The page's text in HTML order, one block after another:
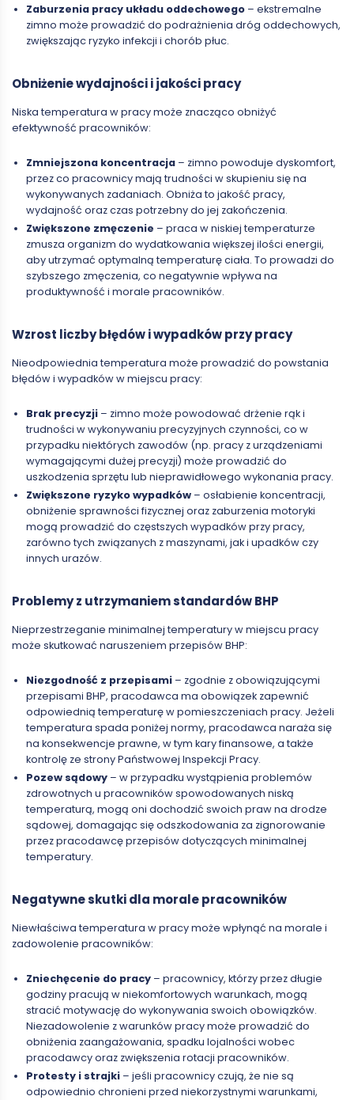
Zaburzenia pracy układu oddechowego– ekstremalne
zimno może prowadzić do podrażnienia dróg oddechowych,
zwiększając ryzyko infekcji i chorób płuc.
Obniżenie wydajności i jakości pracy
Niska temperatura w pracy może znacząco obniżyć
efektywność pracowników:
Zmniejszona koncentracja– zimno powoduje dyskomfort,
przez co pracownicy mają trudności w skupieniu się na
wykonywanych zadaniach. Obniża to jakość pracy,
wydajność oraz czas potrzebny do jej zakończenia.
Zwiększone zmęczenie – praca w niskiej temperaturze
zmusza organizm do wydatkowania większej ilości energii,
aby utrzymać optymalną temperaturę ciała. To prowadzi do
szybszego zmęczenia, co negatywnie wpływa na
produktywność i morale pracowników.
Wzrost liczby błędów i wypadków przy pracy
Nieodpowiednia temperatura może prowadzić do powstania
błędów i wypadków w miejscu pracy:
Brak precyzji– zimno może powodować drżenie rąk i
trudności w wykonywaniu precyzyjnych czynności, co w
przypadku niektórych zawodów (np. pracy z urządzeniami
wymagającymi dużej precyzji) może prowadzić do
uszkodzenia sprzętu lub nieprawidłowego wykonania pracy.
Zwiększone ryzyko wypadków– osłabienie koncentracji,
obniżenie sprawności fizycznej oraz zaburzenia motoryki
mogą prowadzić do częstszych wypadków przy pracy,
zarówno tych związanych z maszynami, jak i upadków czy
innych urazów.
Problemy z utrzymaniem standardów BHP
Nieprzestrzeganie minimalnej temperatury w miejscu pracy
może skutkować naruszeniem przepisów BHP:
Niezgodność z przepisami– zgodnie z obowiązującymi
przepisami BHP, pracodawca ma obowiązek zapewnić
odpowiednią temperaturę w pomieszczeniach pracy. Jeżeli
temperatura spada poniżej normy, pracodawca naraża się
na konsekwencje prawne, w tym kary finansowe, a także
kontrolę ze strony Państwowej Inspekcji Pracy.
Pozew sądowy– w przypadku wystąpienia problemów
zdrowotnych u pracowników spowodowanych niską
temperaturą, mogą oni dochodzić swoich praw na drodze
sądowej, domagając się odszkodowania za zignorowanie
przez pracodawcę przepisów dotyczących minimalnej
temperatury.
Negatywne skutki dla morale pracowników
Niewłaściwa temperatura w pracy może wpłynąć na morale i
zadowolenie pracowników:
Zniechęcenie do pracy– pracownicy, którzy przez długie
godziny pracują w niekomfortowych warunkach, mogą
stracić motywację do wykonywania swoich obowiązków.
Niezadowolenie z warunków pracy może prowadzić do
obniżenia zaangażowania, spadku lojalności wobec
pracodawcy oraz zwiększenia rotacji pracowników.
Protesty i strajki– jeśli pracownicy czują, że nie są
odpowiednio chronieni przed niekorzystnymi warunkami,